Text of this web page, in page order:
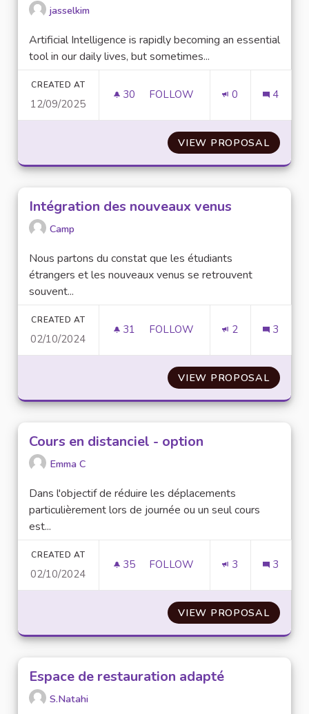
jasselkim
Artificial Intelligence is rapidly becoming an essential
tool in our daily lives, but sometimes...
CREATED AT
12/09/2025
30 30 FOLLOWERS
FOLLOW 0 4
VIEW PROPOSALUSE AI
Intégration des nouveaux venus
Camp
Nous partons du constat que les étudiants
étrangers et les nouveaux venus se retrouvent
souvent...
CREATED AT
02/10/2024
31 31 FOLLOWERS
FOLLOW 2 3
VIEW PROPOSAL
Cours en distanciel - option
Emma C
Dans l'objectif de réduire les déplacements
particulièrement lors de journée ou un seul cours
est...
CREATED AT
02/10/2024
35 35 FOLLOWERS
FOLLOW 3 3
VIEW PROPOSAL
Espace de restauration adapté
S.Natahi